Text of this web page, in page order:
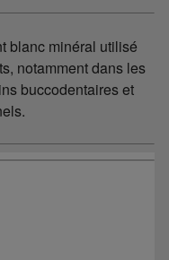
blanc minéral utilisé
notamment dans les
buccodentaires et